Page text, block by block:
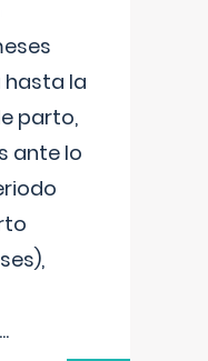
hasta la
parto,
ante lo
...